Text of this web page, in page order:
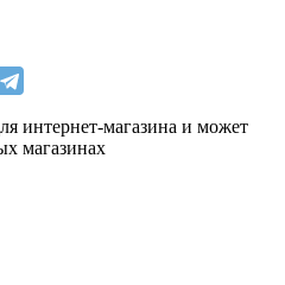
интернет-магазина и может
магазинах